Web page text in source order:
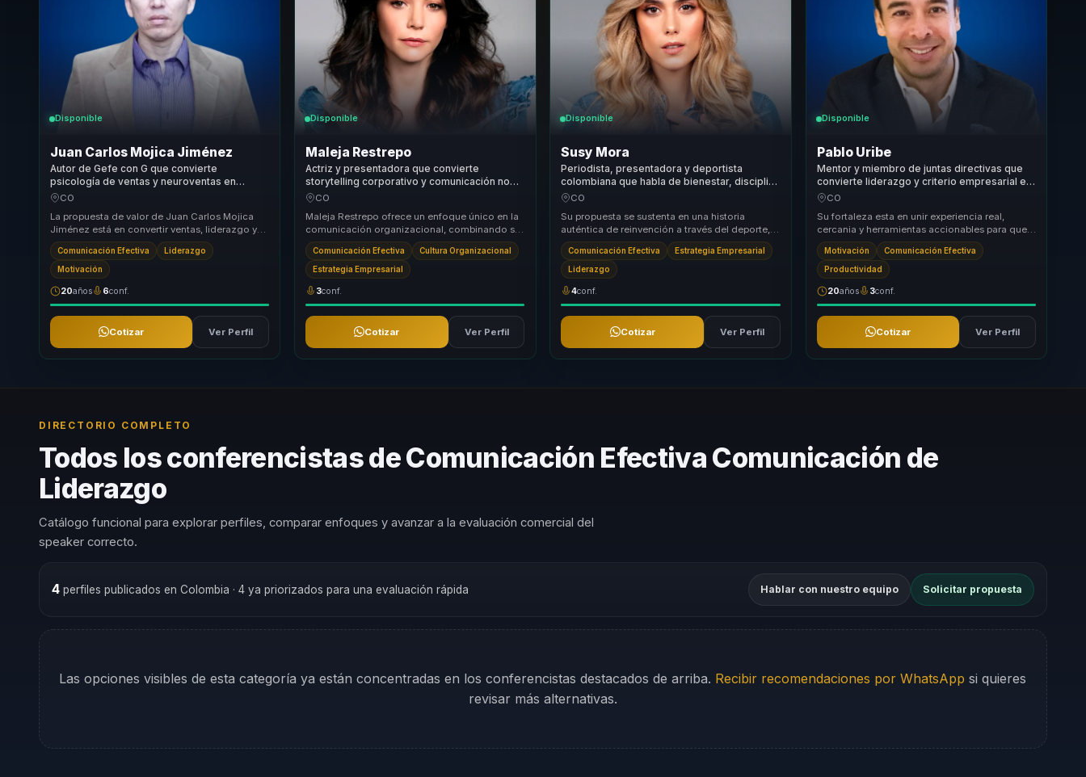
Disponible
Juan Carlos Mojica Jiménez
Autor de Gefe con G que convierte
psicología de ventas y neuroventas en
liderazgo comercial, motivación y resultados
CO
La propuesta de valor de Juan Carlos Mojica
Jiménez está en convertir ventas, liderazgo y
motivación corporativa en una experiencia de
ap...
Comunicación Efectiva Liderazgo
Motivación
20años 6conf.
Cotizar Ver Perfil
Disponible
Maleja Restrepo
Actriz y presentadora que convierte
storytelling corporativo y comunicación no
verbal en recordación, confianza e influencia
CO
Maleja Restrepo ofrece un enfoque único en la
comunicación organizacional, combinando su
experiencia en medios con un rigor periodístico
...Comunicación Efectiva Cultura Organizacional
Estrategia Empresarial
3conf.
Cotizar Ver Perfil
Disponible
Susy Mora
Periodista, presentadora y deportista
colombiana que habla de bienestar, disciplina
y transformación a través del deporte.
CO
Su propuesta se sustenta en una historia
auténtica de reinvención a través del deporte,
narrada por una comunicadora con trayectoria
públ...
Comunicación Efectiva Estrategia Empresarial
Liderazgo
4conf.
Cotizar Ver Perfil
Disponible
Pablo Uribe
Mentor y miembro de juntas directivas que
convierte liderazgo y criterio empresarial en
claridad y crecimiento sostenible para
CO
Su fortaleza esta en unir experiencia real,
cercania y herramientas accionables para que
la audiencia no solo se motive, sino que salga
c...Motivación Comunicación Efectiva
Productividad
20años 3conf.
Cotizar Ver Perfil
DIRECTORIO COMPLETO
Todos los conferencistas de Comunicación Efectiva Comunicación de
Liderazgo
Catálogo funcional para explorar perfiles, comparar enfoques y avanzar a la evaluación comercial del
speaker correcto.
4perfiles publicados en Colombia · 4 ya priorizados para una evaluación rápida Hablar con nuestro equipo Solicitar propuesta
Las opciones visibles de esta categoría ya están concentradas en los conferencistas destacados de arriba. Recibir recomendaciones por WhatsApp si quieres
revisar más alternativas.